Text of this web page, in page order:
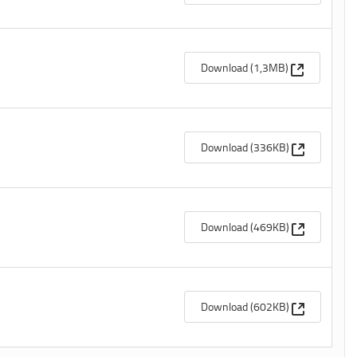
Download (1,3MB) (Apre una
Download (336KB) (Apre una
Download (469KB) (Apre una
Download (602KB) (Apre una